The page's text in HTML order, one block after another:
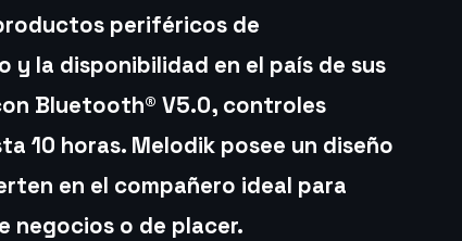
periféricos de
la disponibilidad en el país de sus
Bluetooth® V5.0, controles
10 horas. Melodik posee un diseño
en el compañero ideal para
negocios o de placer.